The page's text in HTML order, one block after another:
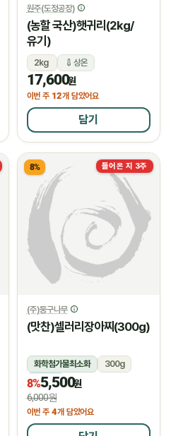
원주(도정공장)
(농할 국산)햇귀리(2kg/
유기)
2kg 상온
17,600원
이번 주 12개 담았어요
담기
들어온 지 3주
8%
(주)둥구나무
(맛찬)셀러리장아찌(300g)
화학첨가물최소화
300g
냉장
8%5,500원
6,000원
이번 주 4개 담았어요